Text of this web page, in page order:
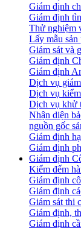
Giám định
Giám định
Thử nghiệm
Lấy mẫu sản
Giám sát và
Giám định
Giám định
Dịch vụ
Dịch vụ
Dịch vụ khử
Nhận diện
nguồn gốc
Giám định
Giám định
Giám định
Kiểm đếm
Giám định
Giám định
Giám sát thi
Giám định,
Giám định